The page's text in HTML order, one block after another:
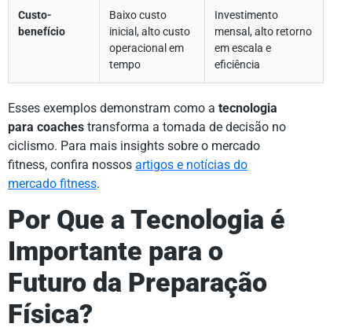
Custo-
benefício
Baixo custo
inicial, alto custo
operacional em
tempo
Investimento
mensal, alto retorno
em escala e
eficiência
Esses exemplos demonstram como a tecnologia
para coaches transforma a tomada de decisão no
ciclismo. Para mais insights sobre o mercado
fitness, confira nossos artigos e notícias do
mercado fitness.
Por Que a Tecnologia é
Importante para o
Futuro da Preparação
Física?